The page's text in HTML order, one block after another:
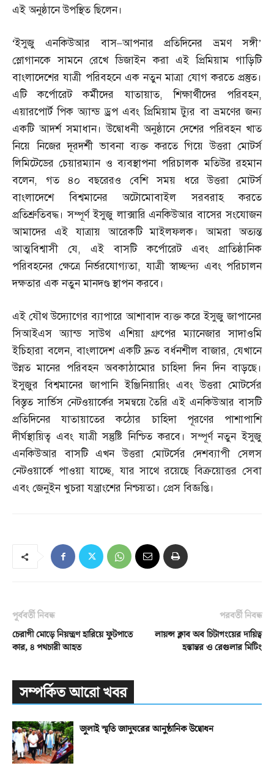
এই অনুষ্ঠানে উপস্থিত ছিলেন।
‘ইসুজু এনকিউআর বাস–আপনার প্রতিদিনের ভ্রমণ সঙ্গী’
স্লোগানকে সামনে রেখে ডিজাইন করা এই প্রিমিয়াম গাড়িটি
বাংলাদেশের যাত্রী পরিবহনে এক নতুন মাত্রা যোগ করতে প্রস্তুত।
এটি কর্পোরেট কর্মীদের যাতায়াত,শিক্ষার্থীদের পরিবহন,
এয়ারপোর্ট পিক অ্যান্ড ড্রপ এবং প্রিমিয়াম ট্যুর বা ভ্রমণের জন্য
একটি আদর্শ সমাধান। উদ্বোধনী অনুষ্ঠানে দেশের পরিবহন খাত
নিয়ে নিজের দূরদর্শী ভাবনা ব্যক্ত করতে গিয়ে উত্তরা মোটর্স
লিমিটেডের চেয়ারম্যান ও ব্যবস্থাপনা পরিচালক মতিউর রহমান
বলেন, গত ৪০ বছরেরও বেশি সময় ধরে উত্তরা মোটর্স
বাংলাদেশে বিশ্বমানের অটোমোবাইল সরবরাহ করতে
প্রতিশ্রুতিবদ্ধ। সম্পূর্ণ ইসুজু লাক্সারি এনকিউআর বাসের সংযোজন
আমাদের এই যাত্রায় আরেকটি মাইলফলক। আমরা অত্যন্ত
আত্মবিশ্বাসী যে, এই বাসটি কর্পোরেট এবং প্রাতিষ্ঠানিক
পরিবহনের ক্ষেত্রে নির্ভরযোগ্যতা,যাত্রী স্বাচ্ছন্দ্য এবং পরিচালন
দক্ষতার এক নতুন মানদণ্ড স্থাপন করবে।
এই যৌথ উদ্যোগের ব্যাপারে আশাবাদ ব্যক্ত করে ইসুজু জাপানের
সিআইএস অ্যান্ড সাউথ এশিয়া গ্রুপের ম্যানেজার সাদাওমি
ইচিহারা বলেন,বাংলাদেশ একটি দ্রুত বর্ধনশীল বাজার,যেখানে
উন্নত মানের পরিবহন অবকাঠামোর চাহিদা দিন দিন বাড়ছে।
ইসুজুর বিশ্বমানের জাপানি ইঞ্জিনিয়ারিং এবং উত্তরা মোটর্সের
বিস্তৃত সার্ভিস নেটওয়ার্কের সমন্বয়ে তৈরি এই এনকিউআর বাসটি
প্রতিদিনের যাতায়াতের কঠোর চাহিদা পূরণের পাশাপাশি
দীর্ঘস্থায়িত্ব এবং যাত্রী সন্তুষ্টি নিশ্চিত করবে। সম্পূর্ণ নতুন ইসুজু
এনকিউআর বাসটি এখন উত্তরা মোটর্সের দেশব্যাপী সেলস
নেটওয়ার্কে পাওয়া যাচ্ছে,যার সাথে রয়েছে বিক্রয়োত্তর সেবা
এবং জেনুইন খুচরা যন্ত্রাংশের নিশ্চয়তা। প্রেস বিজ্ঞপ্তি।
পূর্ববর্তী নিবন্ধ
চেরাগী মোড়ে নিয়ন্ত্রণ হারিয়ে ফুটপাতে
কার, ৪ পথচারী আহত
পরবর্তী নিবন্ধ
লায়ন্স ক্লাব অব চিটাগংয়ের দায়িত্ব
হস্তান্তর ও রেগুলার মিটিং
সম্পর্কিত আরো খবর
জুলাই স্মৃতি জাদুঘরের আনুষ্ঠানিক উদ্বোধন